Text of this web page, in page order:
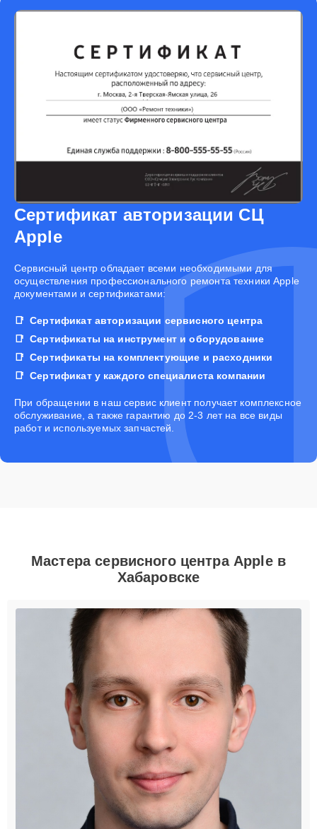
Сертификат авторизации СЦ
Apple
Cервисный центр обладает всеми необходимыми для
осуществления профессионального ремонта техники Apple
документами и сертификатами:
Сертификат авторизации сервисного центра
Сертификаты на инструмент и оборудование
Сертификаты на комплектующие и расходники
Сертификат у каждого специалиста компании
При обращении в наш сервис клиент получает комплексное
обслуживание, а также гарантию до 2-3 лет на все виды
работ и используемых запчастей.
Мастера сервисного центра Apple в
Хабаровске